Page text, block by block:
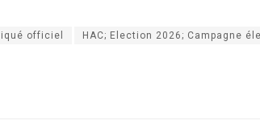
officiel HAC; Election 2026; Campagne